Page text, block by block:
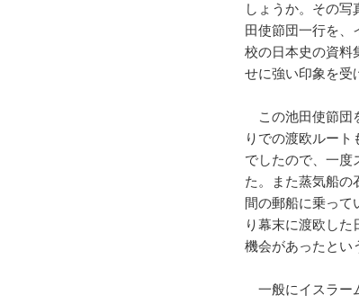
しょうか。その
田使節団一行を、
校の日本史の資料
せに強い印象を受
この池田使節団
りでの渡欧ルー
でしたので、一度
た。また蒸気船の
間の郵船に乗って
り幕末に渡欧し
機会があったとい
一般にイスラー